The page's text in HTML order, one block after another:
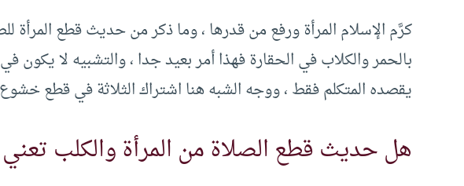
كرَّم الإسلام المرأة ورفع من قدرها ، وما ذكر من حديث قطع المرأة
بالحمر والكلاب في الحقارة فهذا أمر بعيد جدا ، والتشبيه لا يكون
يقصده المتكلم فقط ، ووجه الشبه هنا اشتراك الثلاثة في قطع
هل حديث قطع الصلاة من المرأة والكلب تعني